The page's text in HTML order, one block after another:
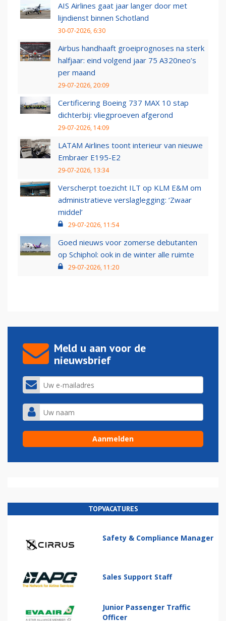
AIS Airlines gaat jaar langer door met
lijndienst binnen Schotland
30-07-2026, 6:30
Airbus handhaaft groeiprognoses na sterk
halfjaar: eind volgend jaar 75 A320neo’s
per maand
29-07-2026, 20:09
Certificering Boeing 737 MAX 10 stap
dichterbij: vliegproeven afgerond
29-07-2026, 14:09
LATAM Airlines toont interieur van nieuwe
Embraer E195-E2
29-07-2026, 13:34
Verscherpt toezicht ILT op KLM E&M om
administratieve verslaglegging: ‘Zwaar
middel’
29-07-2026, 11:54
Goed nieuws voor zomerse debutanten
op Schiphol: ook in de winter alle ruimte
29-07-2026, 11:20
Meld u aan voor de
nieuwsbrief
TOPVACATURES
Safety & Compliance Manager
Sales Support Staff
Junior Passenger Traffic
Officer